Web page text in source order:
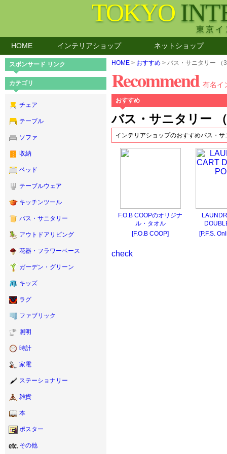
TOKYO
東京イ
HOME インテリアショップ ネットショップ
スポンサード リンク
カテゴリ
チェア
テーブル
ソファ
収納
ベッド
テーブルウェア
キッチンツール
バス・サニタリー
アウトドアリビング
花器・フラワーベース
ガーデン・グリーン
キッズ
ラグ
ファブリック
照明
時計
家電
ステーショナリー
雑貨
本
ポスター
その他
HOME > おすすめ > バス・サニタリー （
Recommend 有名イ
おすすめ
バス・サニタリー
インテリアショップのおすすめバス・サ
F.O.B COOPのオリジナ
ル・タオル
[F.O.B COOP]
[P.F.S.
check